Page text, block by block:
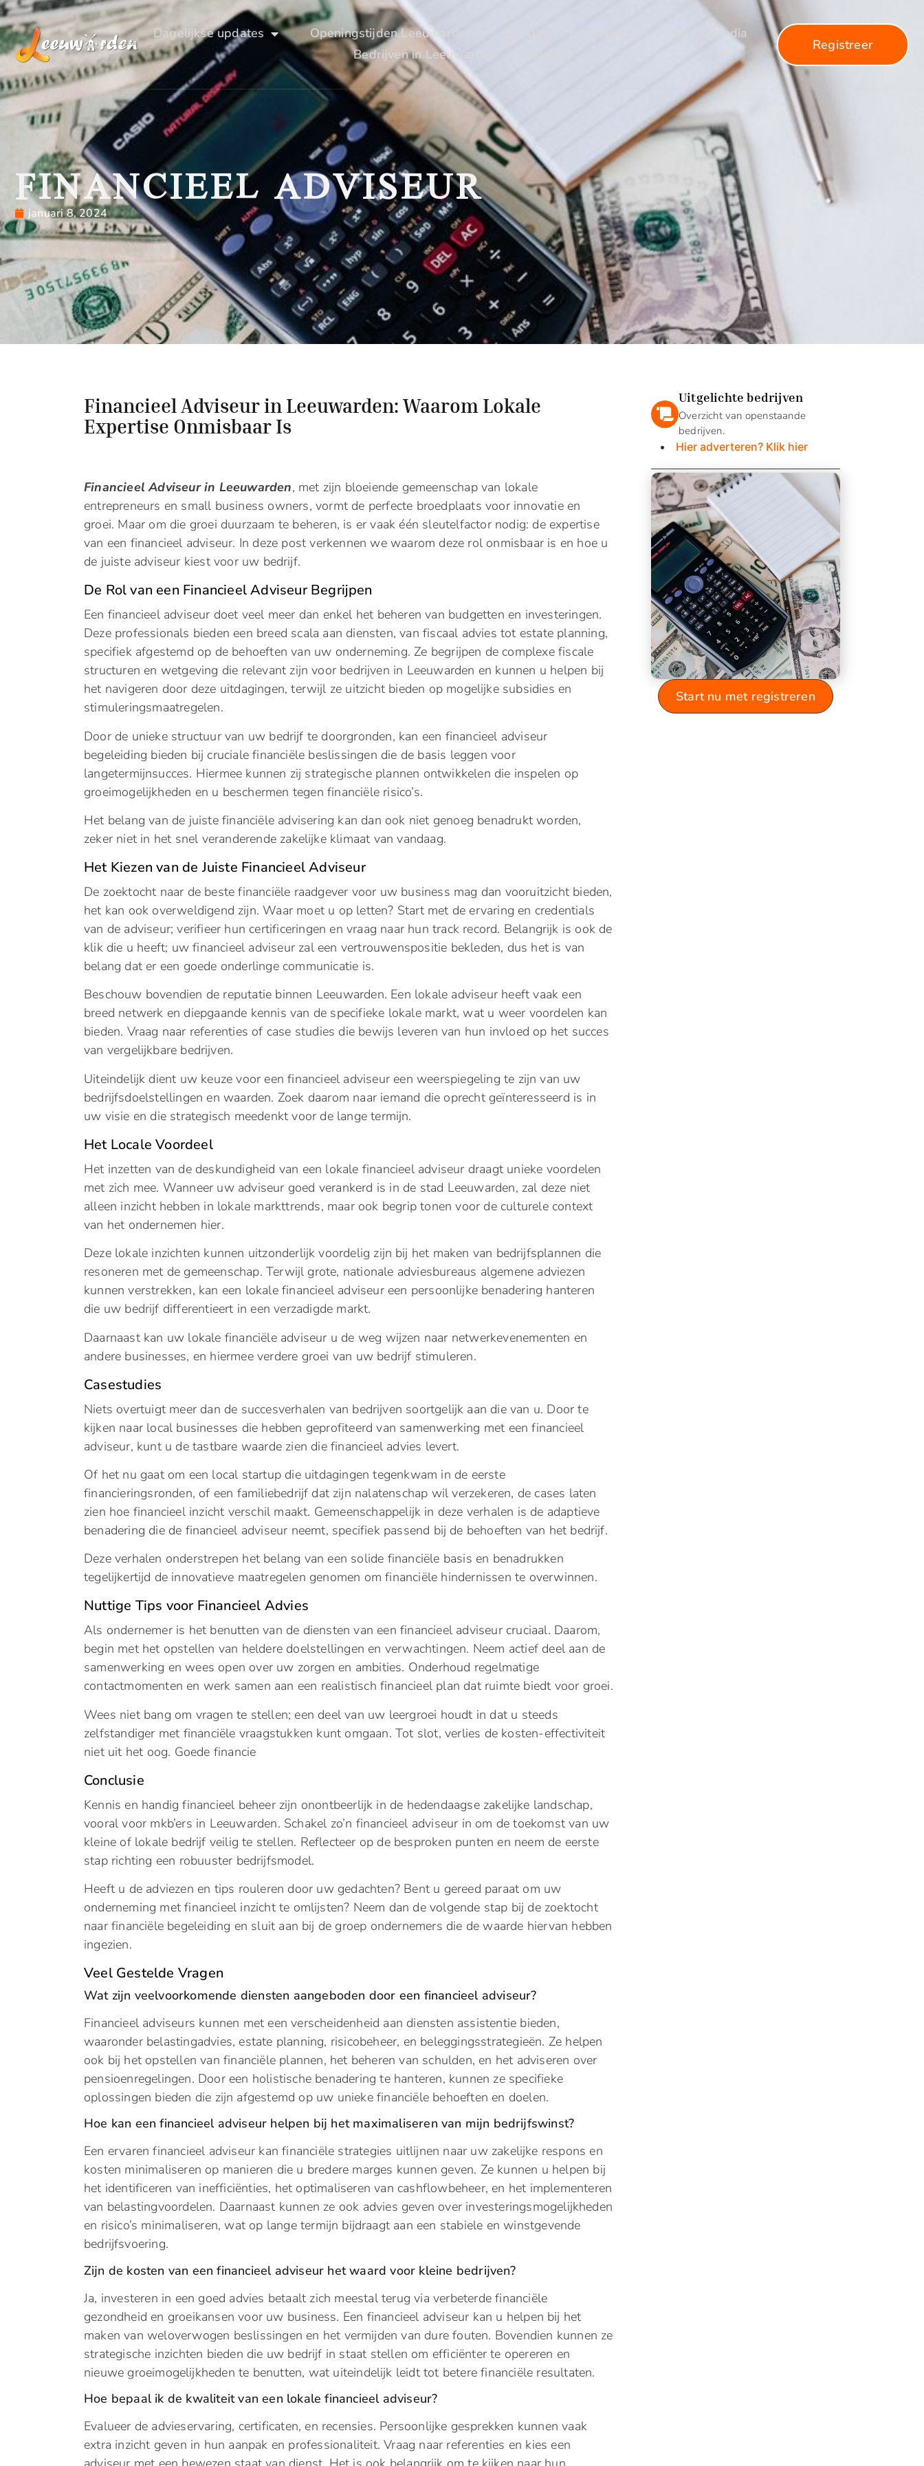
Dagelijkse updates Openingstijden Leeuwarden
Uit De Media
Bedrijven in Leeuwarden
Registreer
FINANCIEEL ADVISEUR
januari 8, 2024
Financieel Adviseur in Leeuwarden: Waarom Lokale
Expertise Onmisbaar Is
Financieel Adviseur in Leeuwarden, met zijn bloeiende gemeenschap van lokale
entrepreneurs en small business owners, vormt de perfecte broedplaats voor innovatie en
groei. Maar om die groei duurzaam te beheren, is er vaak één sleutelfactor nodig: de expertise
van een financieel adviseur. In deze post verkennen we waarom deze rol onmisbaar is en hoe u
de juiste adviseur kiest voor uw bedrijf.
De Rol van een Financieel Adviseur Begrijpen
Een financieel adviseur doet veel meer dan enkel het beheren van budgetten en investeringen.
Deze professionals bieden een breed scala aan diensten, van fiscaal advies tot estate planning,
specifiek afgestemd op de behoeften van uw onderneming. Ze begrijpen de complexe fiscale
structuren en wetgeving die relevant zijn voor bedrijven in Leeuwarden en kunnen u helpen bij
het navigeren door deze uitdagingen, terwijl ze uitzicht bieden op mogelijke subsidies en
stimuleringsmaatregelen.
Door de unieke structuur van uw bedrijf te doorgronden, kan een financieel adviseur
begeleiding bieden bij cruciale financiële beslissingen die de basis leggen voor
langetermijnsucces. Hiermee kunnen zij strategische plannen ontwikkelen die inspelen op
groeimogelijkheden en u beschermen tegen financiële risico’s.
Het belang van de juiste financiële advisering kan dan ook niet genoeg benadrukt worden,
zeker niet in het snel veranderende zakelijke klimaat van vandaag.
Het Kiezen van de Juiste Financieel Adviseur
De zoektocht naar de beste financiële raadgever voor uw business mag dan vooruitzicht bieden,
het kan ook overweldigend zijn. Waar moet u op letten? Start met de ervaring en credentials
van de adviseur; verifieer hun certificeringen en vraag naar hun track record. Belangrijk is ook de
klik die u heeft; uw financieel adviseur zal een vertrouwenspositie bekleden, dus het is van
belang dat er een goede onderlinge communicatie is.
Beschouw bovendien de reputatie binnen Leeuwarden. Een lokale adviseur heeft vaak een
breed netwerk en diepgaande kennis van de specifieke lokale markt, wat u weer voordelen kan
bieden. Vraag naar referenties of case studies die bewijs leveren van hun invloed op het succes
van vergelijkbare bedrijven.
Uiteindelijk dient uw keuze voor een financieel adviseur een weerspiegeling te zijn van uw
bedrijfsdoelstellingen en waarden. Zoek daarom naar iemand die oprecht geïnteresseerd is in
uw visie en die strategisch meedenkt voor de lange termijn.
Het Locale Voordeel
Het inzetten van de deskundigheid van een lokale financieel adviseur draagt unieke voordelen
met zich mee. Wanneer uw adviseur goed verankerd is in de stad Leeuwarden, zal deze niet
alleen inzicht hebben in lokale markttrends, maar ook begrip tonen voor de culturele context
van het ondernemen hier.
Deze lokale inzichten kunnen uitzonderlijk voordelig zijn bij het maken van bedrijfsplannen die
resoneren met de gemeenschap. Terwijl grote, nationale adviesbureaus algemene adviezen
kunnen verstrekken, kan een lokale financieel adviseur een persoonlijke benadering hanteren
die uw bedrijf differentieert in een verzadigde markt.
Daarnaast kan uw lokale financiële adviseur u de weg wijzen naar netwerkevenementen en
andere businesses, en hiermee verdere groei van uw bedrijf stimuleren.
Casestudies
Niets overtuigt meer dan de succesverhalen van bedrijven soortgelijk aan die van u. Door te
kijken naar local businesses die hebben geprofiteerd van samenwerking met een financieel
adviseur, kunt u de tastbare waarde zien die financieel advies levert.
Of het nu gaat om een local startup die uitdagingen tegenkwam in de eerste
financieringsronden, of een familiebedrijf dat zijn nalatenschap wil verzekeren, de cases laten
zien hoe financieel inzicht verschil maakt. Gemeenschappelijk in deze verhalen is de adaptieve
benadering die de financieel adviseur neemt, specifiek passend bij de behoeften van het bedrijf.
Deze verhalen onderstrepen het belang van een solide financiële basis en benadrukken
tegelijkertijd de innovatieve maatregelen genomen om financiële hindernissen te overwinnen.
Nuttige Tips voor Financieel Advies
Als ondernemer is het benutten van de diensten van een financieel adviseur cruciaal. Daarom,
begin met het opstellen van heldere doelstellingen en verwachtingen. Neem actief deel aan de
samenwerking en wees open over uw zorgen en ambities. Onderhoud regelmatige
contactmomenten en werk samen aan een realistisch financieel plan dat ruimte biedt voor groei.
Wees niet bang om vragen te stellen; een deel van uw leergroei houdt in dat u steeds
zelfstandiger met financiële vraagstukken kunt omgaan. Tot slot, verlies de kosten-effectiviteit
niet uit het oog. Goede financie
Conclusie
Kennis en handig financieel beheer zijn onontbeerlijk in de hedendaagse zakelijke landschap,
vooral voor mkb’ers in Leeuwarden. Schakel zo’n financieel adviseur in om de toekomst van uw
kleine of lokale bedrijf veilig te stellen. Reflecteer op de besproken punten en neem de eerste
stap richting een robuuster bedrijfsmodel.
Heeft u de adviezen en tips rouleren door uw gedachten? Bent u gereed paraat om uw
onderneming met financieel inzicht te omlijsten? Neem dan de volgende stap bij de zoektocht
naar financiële begeleiding en sluit aan bij de groep ondernemers die de waarde hiervan hebben
ingezien.
Veel Gestelde Vragen
Wat zijn veelvoorkomende diensten aangeboden door een financieel adviseur?
Financieel adviseurs kunnen met een verscheidenheid aan diensten assistentie bieden,
waaronder belastingadvies, estate planning, risicobeheer, en beleggingsstrategieën. Ze helpen
ook bij het opstellen van financiële plannen, het beheren van schulden, en het adviseren over
pensioenregelingen. Door een holistische benadering te hanteren, kunnen ze specifieke
oplossingen bieden die zijn afgestemd op uw unieke financiële behoeften en doelen.
Hoe kan een financieel adviseur helpen bij het maximaliseren van mijn bedrijfswinst?
Een ervaren financieel adviseur kan financiële strategies uitlijnen naar uw zakelijke respons en
kosten minimaliseren op manieren die u bredere marges kunnen geven. Ze kunnen u helpen bij
het identificeren van inefficiënties, het optimaliseren van cashflowbeheer, en het implementeren
van belastingvoordelen. Daarnaast kunnen ze ook advies geven over investeringsmogelijkheden
en risico’s minimaliseren, wat op lange termijn bijdraagt aan een stabiele en winstgevende
bedrijfsvoering.
Zijn de kosten van een financieel adviseur het waard voor kleine bedrijven?
Ja, investeren in een goed advies betaalt zich meestal terug via verbeterde financiële
gezondheid en groeikansen voor uw business. Een financieel adviseur kan u helpen bij het
maken van weloverwogen beslissingen en het vermijden van dure fouten. Bovendien kunnen ze
strategische inzichten bieden die uw bedrijf in staat stellen om efficiënter te opereren en
nieuwe groeimogelijkheden te benutten, wat uiteindelijk leidt tot betere financiële resultaten.
Hoe bepaal ik de kwaliteit van een lokale financieel adviseur?
Evalueer de advieservaring, certificaten, en recensies. Persoonlijke gesprekken kunnen vaak
extra inzicht geven in hun aanpak en professionaliteit. Vraag naar referenties en kies een
Uitgelichte bedrijven
Overzicht van openstaande
bedrijven.
Hier adverteren? Klik hier
Start nu met registreren